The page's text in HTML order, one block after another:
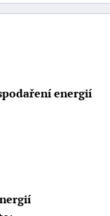
energií